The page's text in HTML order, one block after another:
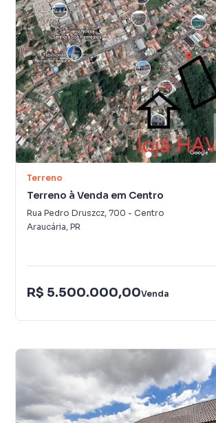
Terreno
Terreno à Venda em Centro
Rua Pedro Druszcz, 700 - Centro
Araucária, PR
R$ 5.500.000,00Venda